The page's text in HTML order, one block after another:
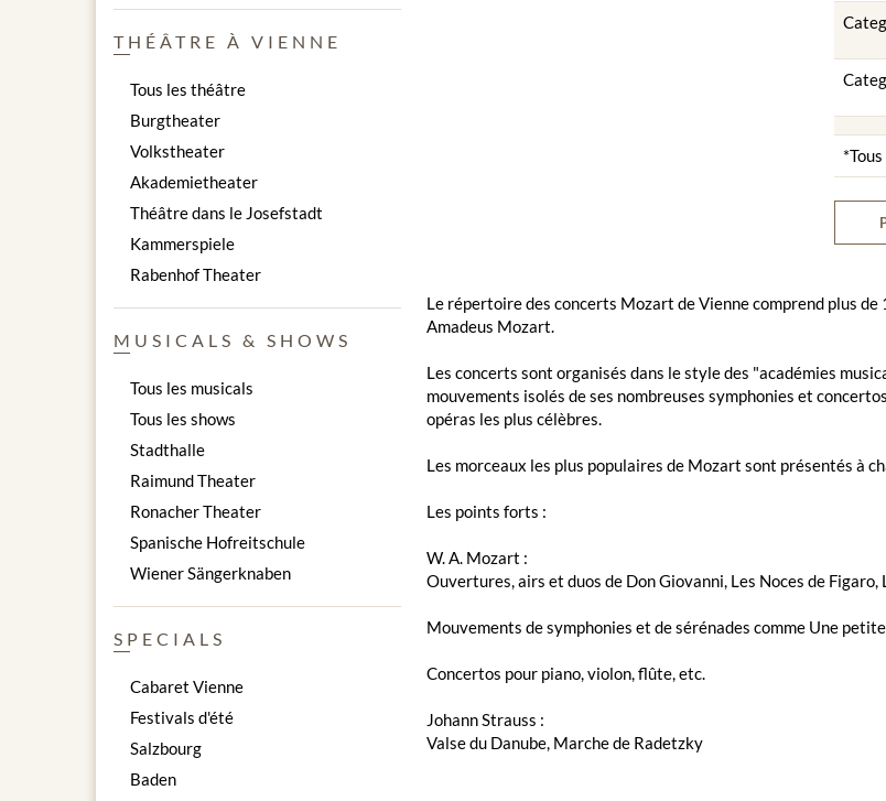
Le répertoire des concerts Mozart de Vienne comprend plus
Amadeus Mozart.
Les concerts sont organisés dans le style des "académies
mouvements isolés de ses nombreuses symphonies et
opéras les plus célèbres.
Les morceaux les plus populaires de Mozart sont présentés à
Les points forts :
W. A. Mozart :
Ouvertures, airs et duos de Don Giovanni, Les Noces de Figaro,
Mouvements de symphonies et de sérénades comme Une
Concertos pour piano, violon, flûte, etc.
Johann Strauss :
Valse du Danube, Marche de Radetzky
THÉÂTRE À VIENNE
Tous les théâtre
Burgtheater
Volkstheater
Akademietheater
Théâtre dans le Josefstadt
Kammerspiele
Rabenhof Theater
MUSICALS & SHOWS
Tous les musicals
Tous les shows
Stadthalle
Raimund Theater
Ronacher Theater
Spanische Hofreitschule
Wiener Sängerknaben
SPECIALS
Cabaret Vienne
Festivals d'été
Salzbourg
Baden